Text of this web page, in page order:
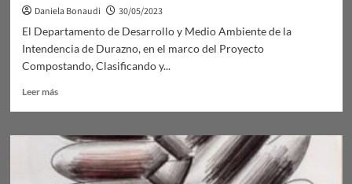
Daniela Bonaudi
30/05/2023
El Departamento de Desarrollo y Medio Ambiente de la
Intendencia de Durazno, en el marco del Proyecto
Compostando, Clasificando y...
Leer másLeer
Clasificación
de
residuos
en